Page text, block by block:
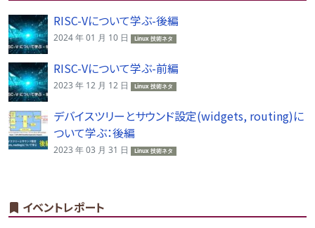
RISC-Vについて学ぶ-後編
2024 年 01 月 10 日 Linux 技術ネタ
RISC-Vについて学ぶ-前編
2023 年 12 月 12 日 Linux 技術ネタ
デバイスツリーとサウンド設定(widgets, routing)に
ついて学ぶ：後編
2023 年 03 月 31 日 Linux 技術ネタ
イベントレポート